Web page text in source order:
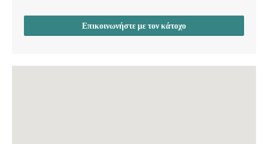
Επικοινωνήστε με τον κάτοχο